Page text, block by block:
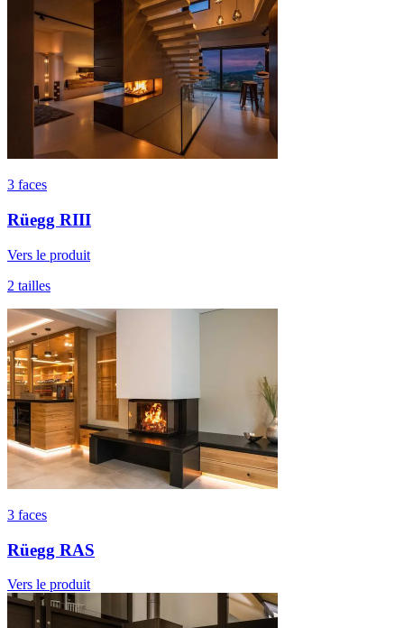
3 faces
Rüegg RIII
Vers le produit
2 tailles
3 faces
Rüegg RAS
Vers le produit